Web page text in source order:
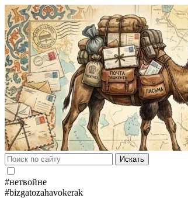
Искать
#нетвойне
#bizgatozahavokerak